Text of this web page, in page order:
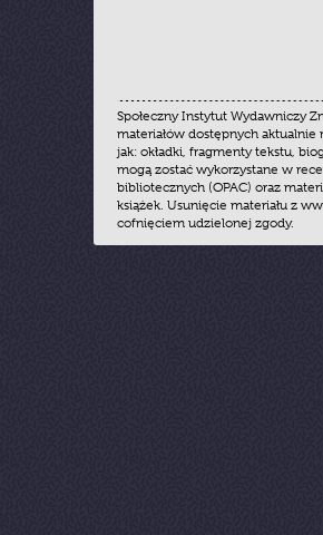
Społeczny Instytut Wydawniczy
materiałów dostępnych
jak: okładki, fragmenty tekstu,
mogą zostać wykorzystane w
bibliotecznych (OPAC) oraz
książek. Usunięcie materiału z
cofnięciem udzielonej zgody.